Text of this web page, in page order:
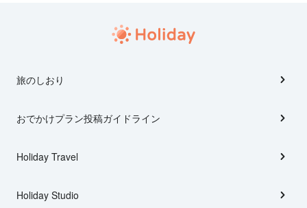
旅のしおり
おでかけプラン投稿ガイドライン
Holiday Travel
Holiday Studio